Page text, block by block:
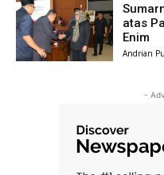
atas
Enim
Andrian
-